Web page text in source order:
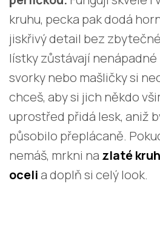
kruhu, pecka pak dodá
jiskřivý detail bez
lístky zůstávají nenápadné
svorky nebo mašličky si
chceš, aby si jich někdo
uprostřed přidá lesk, aniž
působilo přeplácaně.
nemáš, mrkni na zlaté
ocelia doplň si celý look.